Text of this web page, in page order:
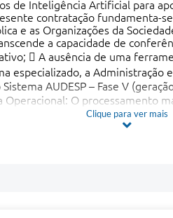
Clique para ver mais